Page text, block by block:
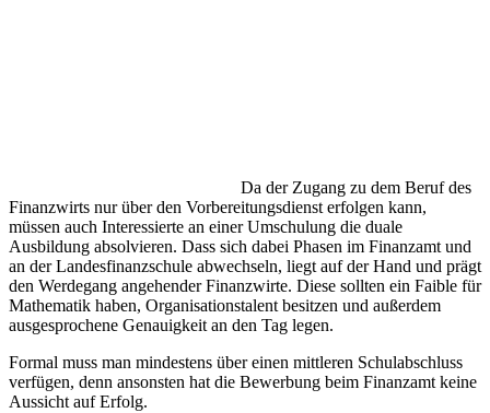
Da der Zugang zu dem Beruf des
Finanzwirts nur über den Vorbereitungsdienst erfolgen kann,
müssen auch Interessierte an einer Umschulung die duale
Ausbildung absolvieren. Dass sich dabei Phasen im Finanzamt und
an der Landesfinanzschule abwechseln, liegt auf der Hand und prägt
den Werdegang angehender Finanzwirte. Diese sollten ein Faible für
Mathematik haben, Organisationstalent besitzen und außerdem
ausgesprochene Genauigkeit an den Tag legen.
Formal muss man mindestens über einen mittleren Schulabschluss
verfügen, denn ansonsten hat die Bewerbung beim Finanzamt keine
Aussicht auf Erfolg.